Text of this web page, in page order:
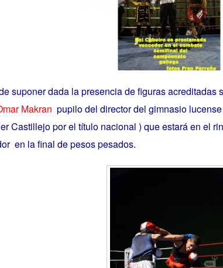
suponer dada la presencia de figuras acreditadas
Makran pupilo del director del gimnasio
Castillejopor el título nacional ) que estará en el
en la final de pesos pesados.